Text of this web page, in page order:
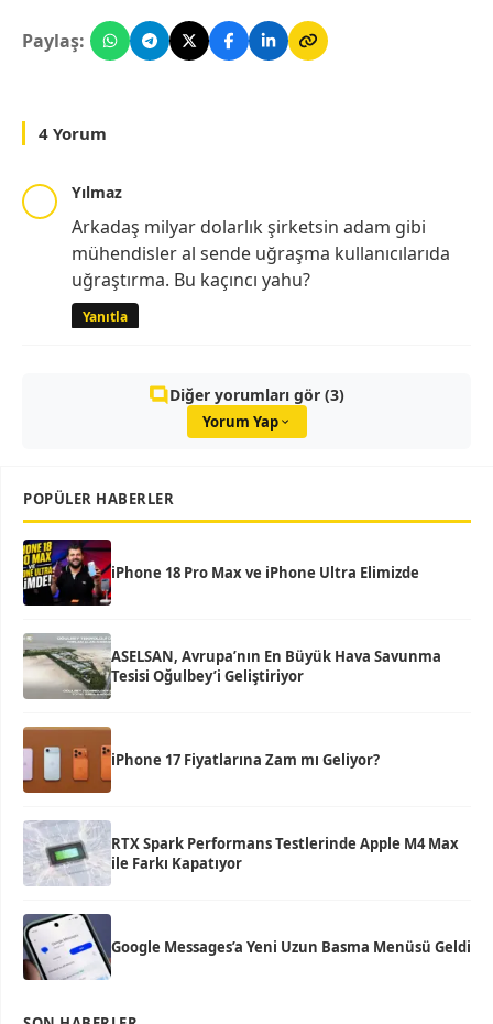
Paylaş:
4 Yorum
Yılmaz
Arkadaş milyar dolarlık şirketsin adam gibi
mühendisler al sende uğraşma kullanıcılarıda
uğraştırma. Bu kaçıncı yahu?
Yanıtla
Diğer yorumları gör (3)
Yorum Yap
POPÜLER HABERLER
iPhone 18 Pro Max ve iPhone Ultra Elimizde
ASELSAN, Avrupa’nın En Büyük Hava Savunma
Tesisi Oğulbey’i Geliştiriyor
iPhone 17 Fiyatlarına Zam mı Geliyor?
RTX Spark Performans Testlerinde Apple M4 Max
ile Farkı Kapatıyor
Google Messages’a Yeni Uzun Basma Menüsü Geldi